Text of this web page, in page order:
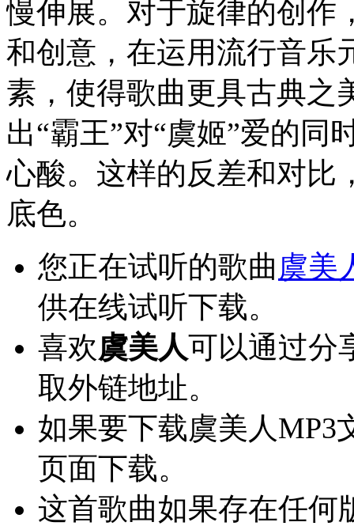
慢伸展。对于旋律的创作
和创意，在运用流行音乐
素，使得歌曲更具古典之
出“霸王”对“虞姬”爱的同
心酸。这样的反差和对比
底色。
您正在试听的歌曲 虞美
供在线试听下载。
喜欢虞美人可以通过分
取外链地址。
如果要下载虞美人MP3
页面下载。
这首歌曲如果存在任何